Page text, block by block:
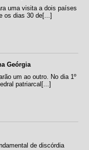
uma visita a dois países
os dias 30 de[...]
Geórgia
um ao outro. No dia 1º
patriarcal[...]
de discórdia